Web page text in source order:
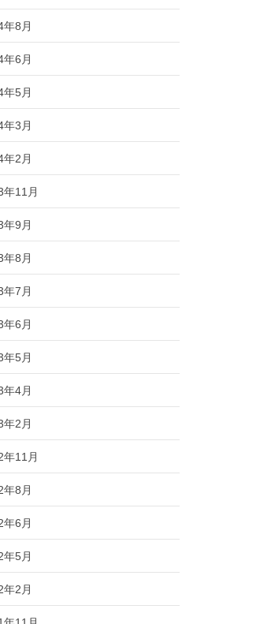
年8月
年6月
年5月
年3月
年2月
年11月
年9月
年8月
年7月
年6月
年5月
年4月
年2月
年11月
年8月
年6月
年5月
年2月